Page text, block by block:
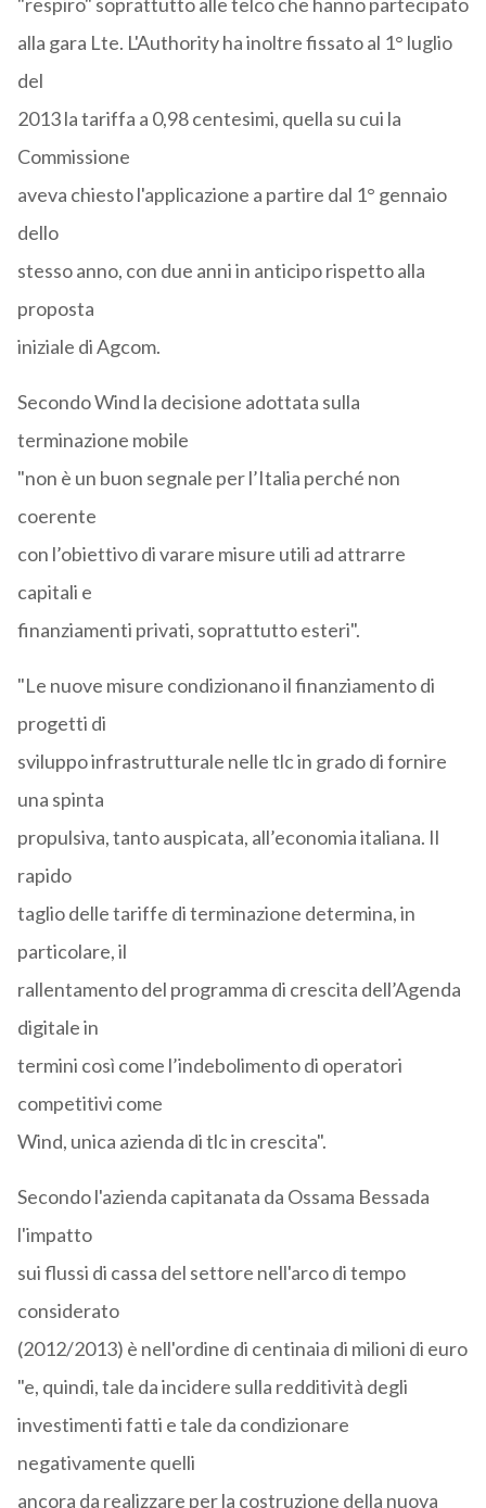
"respiro" soprattutto alle telco che hanno partecipato
alla gara Lte. L'Authority ha inoltre fissato al 1° luglio
del
2013 la tariffa a 0,98 centesimi, quella su cui la
Commissione
aveva chiesto l'applicazione a partire dal 1° gennaio
dello
stesso anno, con due anni in anticipo rispetto alla
proposta
iniziale di Agcom.
Secondo Wind la decisione adottata sulla
terminazione mobile
"non è un buon segnale per l’Italia perché non
coerente
con l’obiettivo di varare misure utili ad attrarre
capitali e
finanziamenti privati, soprattutto esteri".
"Le nuove misure condizionano il finanziamento di
progetti di
sviluppo infrastrutturale nelle tlc in grado di fornire
una spinta
propulsiva, tanto auspicata, all’economia italiana. Il
rapido
taglio delle tariffe di terminazione determina, in
particolare, il
rallentamento del programma di crescita dell’Agenda
digitale in
termini così come l’indebolimento di operatori
competitivi come
Wind, unica azienda di tlc in crescita".
Secondo l'azienda capitanata da Ossama Bessada
l'impatto
sui flussi di cassa del settore nell'arco di tempo
considerato
(2012/2013) è nell'ordine di centinaia di milioni di euro
"e, quindi, tale da incidere sulla redditività degli
investimenti fatti e tale da condizionare
negativamente quelli
ancora da realizzare per la costruzione della nuova